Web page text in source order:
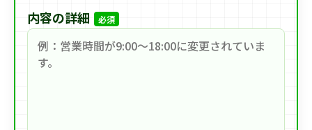
内容の詳細 必須